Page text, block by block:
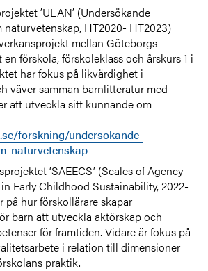
’ULAN’ (Undersökande
naturvetenskap, HT2020- HT2023)
mellan Göteborgs
förskola, förskoleklass och årskurs 1 i
har fokus på likvärdighet i
väver samman barnlitteratur med
att utveckla sitt kunnande om
forskning/undersokande-
naturvetenskap
‘SAEECS’ (Scales of Agency
Early Childhood Sustainability, 2022-
på hur förskollärare skapar
barn att utveckla aktörskap och
för framtiden. Vidare är fokus på
i relation till dimensioner
praktik.